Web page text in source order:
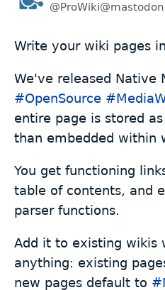
Write your wiki pages
We've released Native
#OpenSource #
entire page is stored
than embedded within
You get functioning
table of contents, and
parser functions.
Add it to existing wikis
anything: existing
new pages default to #